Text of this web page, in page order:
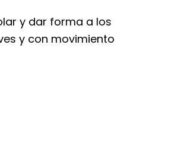
y dar forma a los
y con movimiento